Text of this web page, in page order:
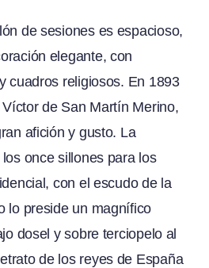
de sesiones es espacioso,
elegante, con
cuadros religiosos. En 1893
de San Martín Merino,
afición y gusto. La
once sillones para los
con el escudo de la
lo preside un magnífico
dosel y sobre terciopelo al
de los reyes de España